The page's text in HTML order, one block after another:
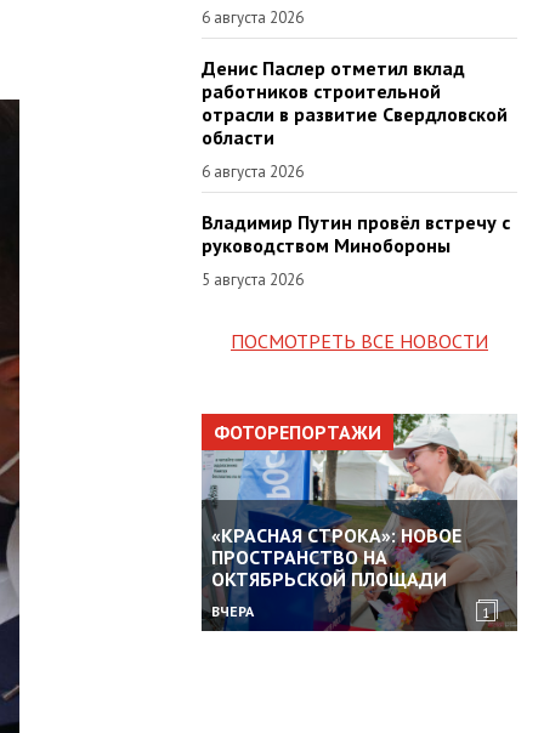
6 августа 2026
Денис Паслер отметил вклад
работников строительной
отрасли в развитие Свердловской
области
6 августа 2026
Владимир Путин провёл встречу с
руководством Минобороны
5 августа 2026
ПОСМОТРЕТЬ ВСЕ НОВОСТИ
ФОТОРЕПОРТАЖИ
«КРАСНАЯ СТРОКА»: НОВОЕ
ПРОСТРАНСТВО НА
ОКТЯБРЬСКОЙ ПЛОЩАДИ
ВЧЕРА 1